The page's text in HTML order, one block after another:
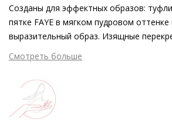
Затем по 3 247 ₽ раз в 2 недели
Подробнее о сервисе можно узнать на
Созданы для эффектных образов:
пятке FAYE в мягком пудровом
выразительный образ. Изящные
ремешки в комбинации с миниатюрным
подчёркивают женственность силуэта. В
контраста и яркого акцента выступают
заострённая форма носка. Балетки
уникальной лимитированной коллекции
которая посвящена австрийским
Смотреть больше